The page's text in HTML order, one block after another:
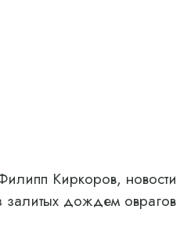
Киркоров, новости
дождем оврагов